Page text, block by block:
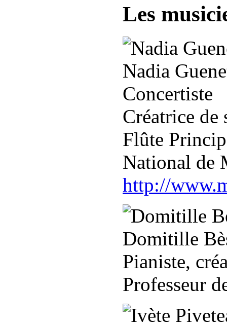
Les
Nadia
Concertiste
Créatrice de
Flûte
National de
http://
Domitille
Pianiste,
Professeur